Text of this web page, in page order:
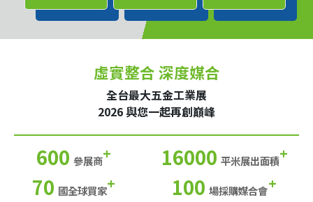
虛實整合 深度媒合
全台最大五金工業展
2026 與您一起再創巔峰
600 參展商+ 16000 平米展出面積+
70 國全球買家+ 100 場採購媒合會+